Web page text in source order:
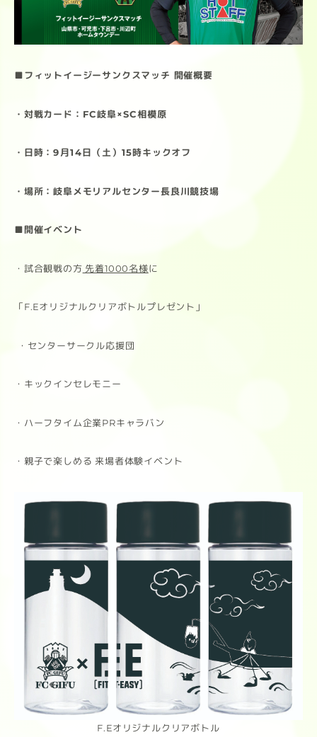
■フィットイージーサンクスマッチ 開催概要
・対戦カード：FC岐阜×SC相模原
・日時：9月14日（土）15時キックオフ
・場所：岐阜メモリアルセンター長良川競技場
■開催イベント
・試合観戦の方 先着1000名様に
「F.Eオリジナルクリアボトルプレゼント」
・センターサークル応援団
・キックインセレモニー
・ハーフタイム企業PRキャラバン
・親子で楽しめる 来場者体験イベント
F.Eオリジナルクリアボトル